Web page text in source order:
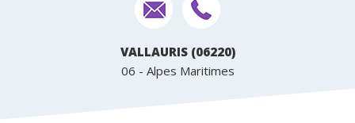
VALLAURIS (06220)
06 - Alpes Maritimes